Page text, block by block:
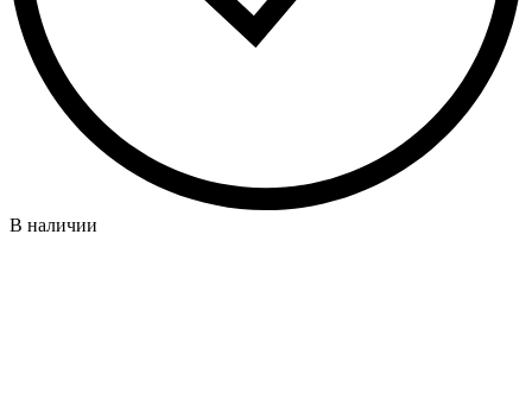
В наличии